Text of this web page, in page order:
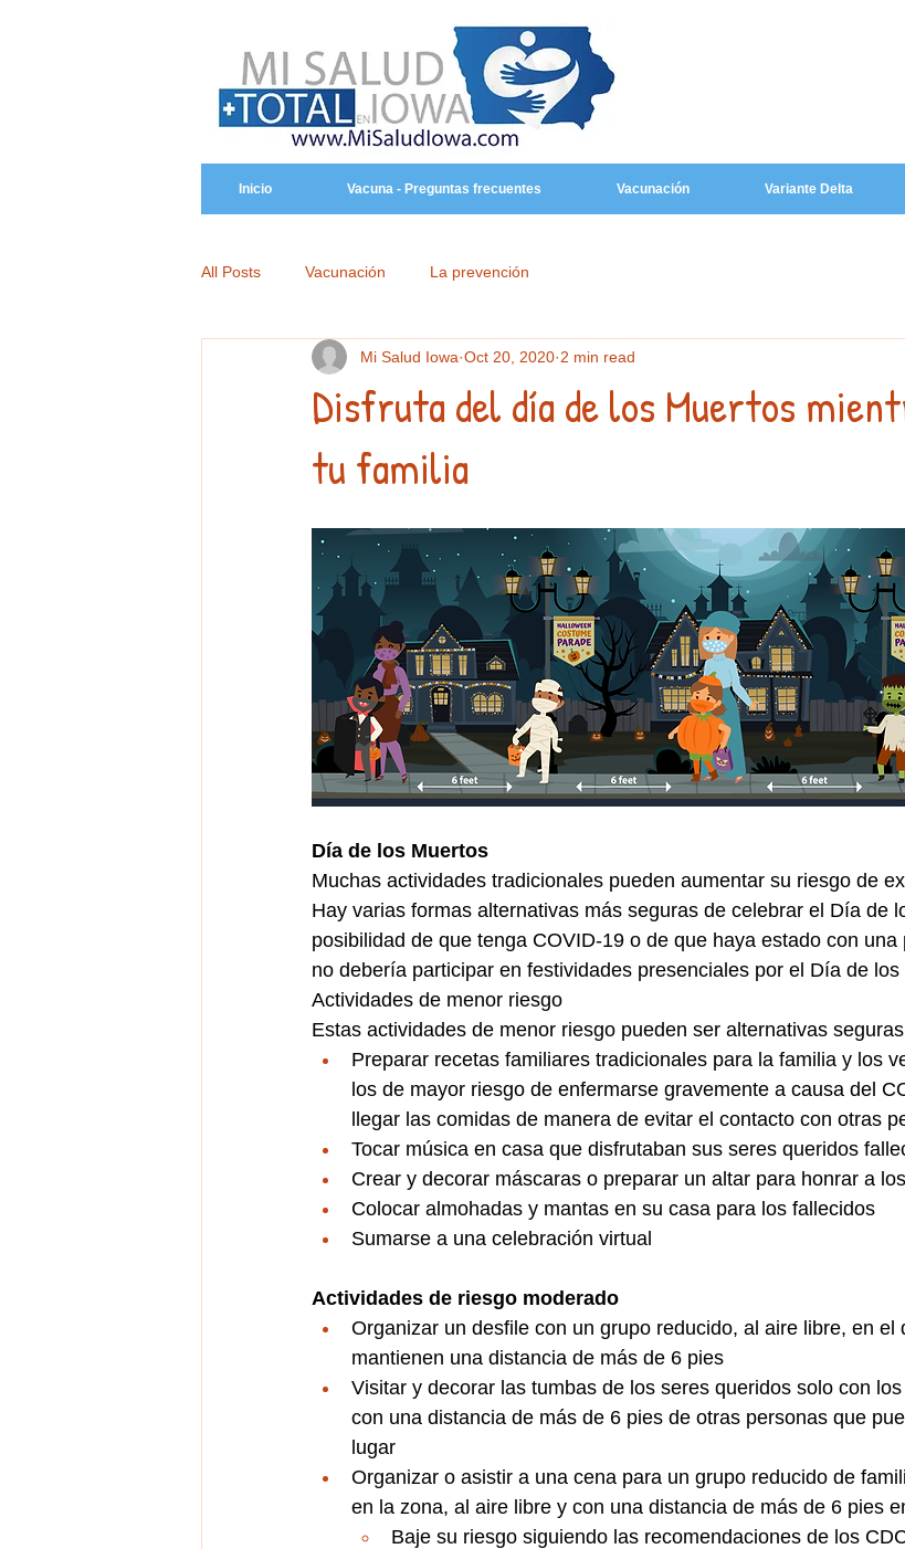
Inicio Vacuna - Preguntas frecuentes Vacunación Variante Delta
All Posts Vacunación La prevención
Disfruta del día de los Muertos
tu familia
Mi Salud Iowa Oct 20, 2020 2 min read
Día de los Muertos
Muchas actividades tradicionales pueden aumentar su riesgo de
Hay varias formas alternativas más seguras de celebrar el Día de
posibilidad de que tenga COVID-19 o de que haya estado con
no debería participar en festividades presenciales por el Día de los
Actividades de menor riesgo
Estas actividades de menor riesgo pueden ser alternativas
Preparar recetas familiares tradicionales para la familia y los
los de mayor riesgo de enfermarse gravemente a causa del
llegar las comidas de manera de evitar el contacto con otras
Tocar música en casa que disfrutaban sus seres queridos
Crear y decorar máscaras o preparar un altar para honrar a
Colocar almohadas y mantas en su casa para los fallecidos
Sumarse a una celebración virtual
Actividades de riesgo moderado
Organizar un desfile con un grupo reducido, al aire libre, en el
mantienen una distancia de más de 6 pies
Visitar y decorar las tumbas de los seres queridos solo con
con una distancia de más de 6 pies de otras personas que
lugar
Organizar o asistir a una cena para un grupo reducido de
en la zona, al aire libre y con una distancia de más de 6 pies
Baje su riesgo siguiendo las recomendaciones de los